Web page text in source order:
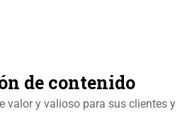
de contenido
valor y valioso para sus clientes y